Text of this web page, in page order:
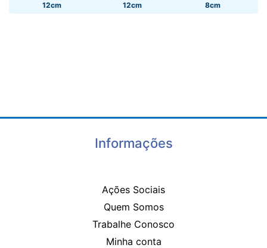
12cm 12cm 8cm
Informações
Ações Sociais
Quem Somos
Trabalhe Conosco
Minha conta